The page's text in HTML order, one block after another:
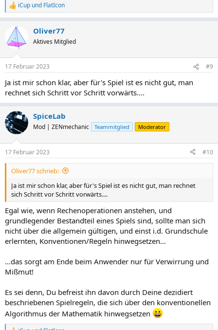
R
e
t
i
n
e
:
iCup und FlatIcon
Oliver77
Aktives Mitglied
17 Februar 2023 #9
Ja ist mir schon klar, aber für's Spiel ist es nicht gut, man
rechnet sich Schritt vor Schritt vorwärts....
SpiceLab
Mod | ZENmechanic Teammitglied Moderator
17 Februar 2023 #10
Oliver77 schrieb:
Ja ist mir schon klar, aber für's Spiel ist es nicht gut, man rechnet
sich Schritt vor Schritt vorwärts....
Egal wie, wenn Rechenoperationen anstehen, und
grundlegender Bestandteil eines Spiels sind, sollte man sich
nicht über die allgemein gültigen, und einst i.d. Grundschule
erlernten, Konventionen/Regeln hinwegsetzen...
...das sorgt am Ende beim Anwender nur für Verwirrung und
Mißmut!
Es sei denn, Du befreist ihn davon durch Deine dezidiert
beschriebenen Spielregeln, die sich über den konventionellen
Algorithmus der Mathematik hinwegsetzen